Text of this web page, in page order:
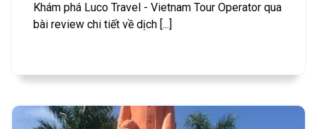
Khám phá Luco Travel - Vietnam Tour Operator qua
bài review chi tiết về dịch [...]